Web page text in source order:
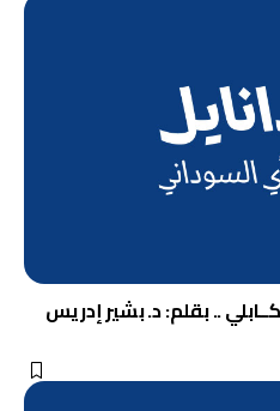
.. بقلم: د. بشير إدريس